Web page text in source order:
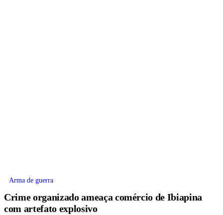
Arma de guerra
Crime organizado ameaça comércio de Ibiapina
com artefato explosivo